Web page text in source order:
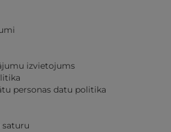
izvietojums
personas datu politika